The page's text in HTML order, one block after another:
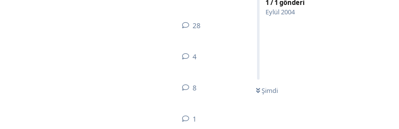
1 /1 gönderi
Eylül 2004
Şimdi
28
4
8
1